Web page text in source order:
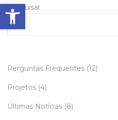
Barra de Ferramentas Aberta
Pesquisar
Perguntas Frequentes (12)
Projetos (4)
Últimas Notícias (8)